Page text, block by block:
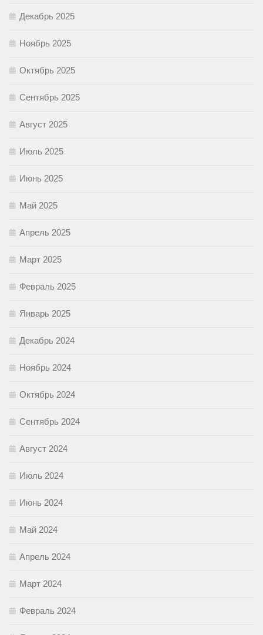
Декабрь 2025
Ноябрь 2025
Октябрь 2025
Сентябрь 2025
Август 2025
Июль 2025
Июнь 2025
Май 2025
Апрель 2025
Март 2025
Февраль 2025
Январь 2025
Декабрь 2024
Ноябрь 2024
Октябрь 2024
Сентябрь 2024
Август 2024
Июль 2024
Июнь 2024
Май 2024
Апрель 2024
Март 2024
Февраль 2024